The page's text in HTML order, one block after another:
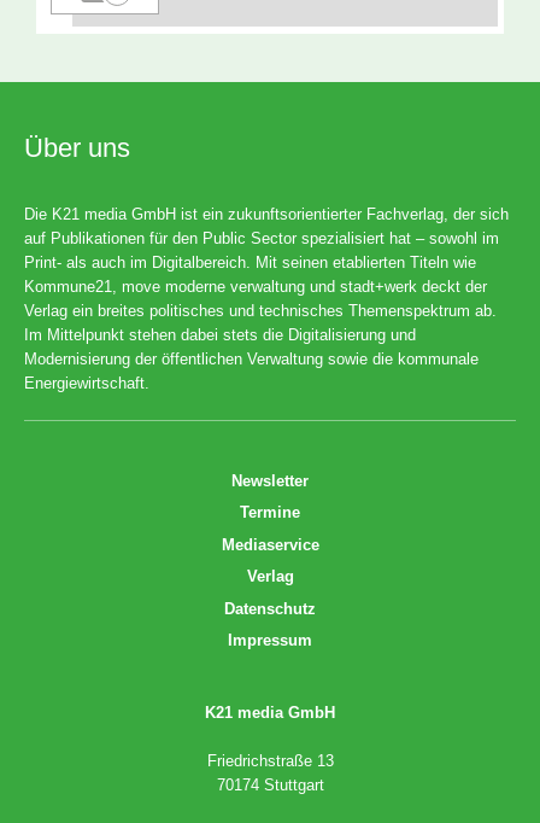
Über uns
Die K21 media GmbH ist ein zukunftsorientierter Fachverlag, der sich
auf Publikationen für den Public Sector spezialisiert hat – sowohl im
Print- als auch im Digitalbereich. Mit seinen etablierten Titeln wie
Kommune21, move moderne verwaltung und stadt+werk deckt der
Verlag ein breites politisches und technisches Themenspektrum ab.
Im Mittelpunkt stehen dabei stets die Digitalisierung und
Modernisierung der öffentlichen Verwaltung sowie die kommunale
Energiewirtschaft.
Newsletter
Termine
Mediaservice
Verlag
Datenschutz
Impressum
K21 media GmbH
Friedrichstraße 13
70174 Stuttgart